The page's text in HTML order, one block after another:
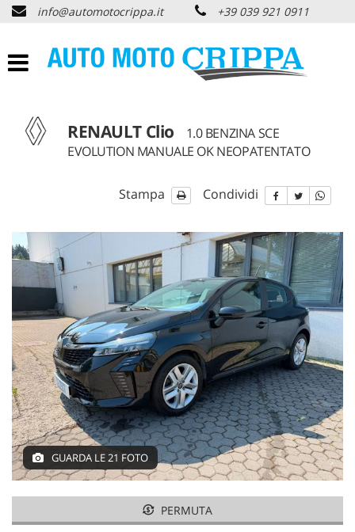
HOME
CHI SIAMO
LISTA VEICOLI
OFFERTE NOLEGGIO
ASSISTENZA
PNEUMATICI
CONTATTI
NEWS
AREA COMMERCIANTI
info@automotocrippa.it +39 039 921 0911
RENAULT Clio
1.0 BENZINA SCE
EVOLUTION MANUALE OK NEOPATENTATO
Stampa Condividi
GUARDA LE 21 FOTO
PERMUTA